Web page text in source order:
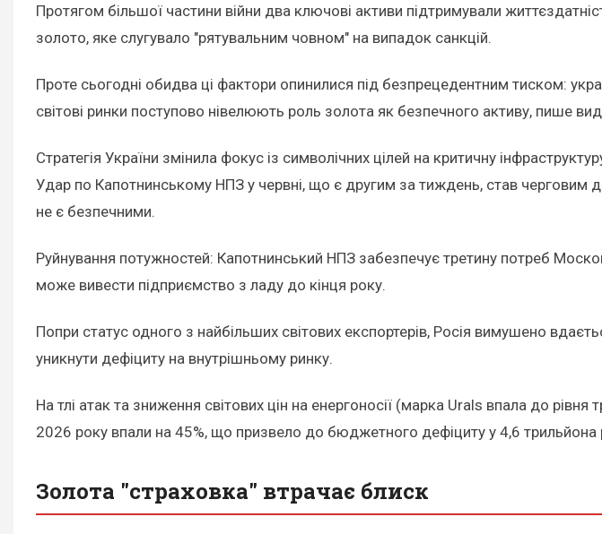
Протягом більшої частини війни два ключові активи підтримували
золото, яке слугувало "рятувальним човном" на випадок санкцій.
Проте сьогодні обидва ці фактори опинилися під безпрецедентним тиском:
світові ринки поступово нівелюють роль золота як безпечного активу, пише
Стратегія України змінила фокус із символічних цілей на критичну
Удар по Капотнинському НПЗ у червні, що є другим за тиждень, став черговим
не є безпечними.
Руйнування потужностей: Капотнинський НПЗ забезпечує третину потреб
може вивести підприємство з ладу до кінця року.
Попри статус одного з найбільших світових експортерів, Росія вимушено
уникнути дефіциту на внутрішньому ринку.
На тлі атак та зниження світових цін на енергоносії (марка Urals впала до
2026 року впали на 45%, що призвело до бюджетного дефіциту у 4,6 трильйона
Золота "страховка" втрачає блиск